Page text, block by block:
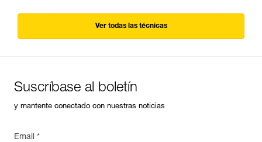
Ver todas las técnicas
Suscríbase al boletín
y mantente conectado con nuestras noticias
Email *